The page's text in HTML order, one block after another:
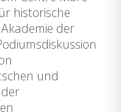
historische
der
und